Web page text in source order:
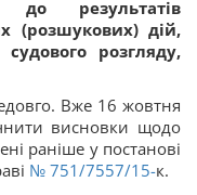
до результатів
(розшукових) дій,
розгляду,
Вже 16 жовтня
висновки щодо
раніше у постанові
№ 751/7557/15-к.